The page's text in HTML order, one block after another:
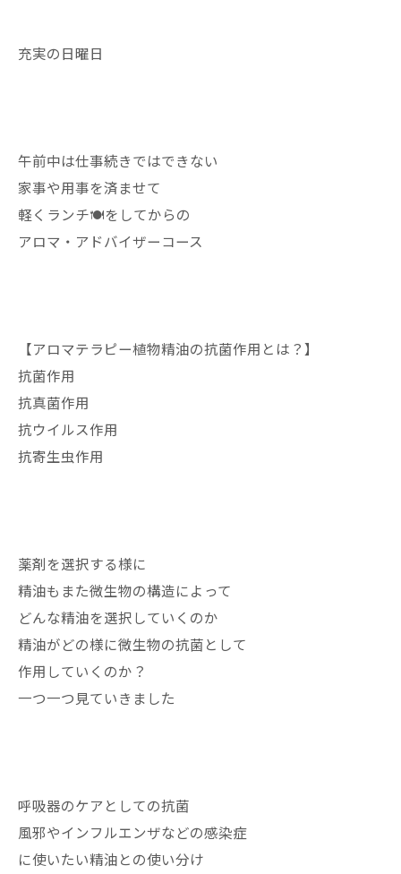
充実の日曜日
午前中は仕事続きではできない
家事や用事を済ませて
軽くランチ🍽️をしてからの
アロマ・アドバイザーコース
【アロマテラピー植物精油の抗菌作用とは？】
抗菌作用
抗真菌作用
抗ウイルス作用
抗寄生虫作用
薬剤を選択する様に
精油もまた微生物の構造によって
どんな精油を選択していくのか
精油がどの様に微生物の抗菌として
作用していくのか？
一つ一つ見ていきました
呼吸器のケアとしての抗菌
風邪やインフルエンザなどの感染症
に使いたい精油との使い分け